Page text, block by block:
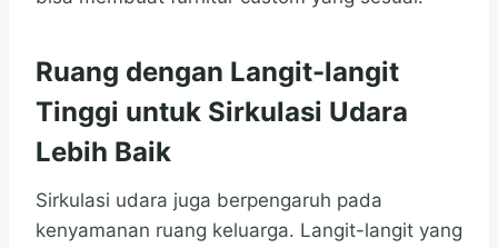
Ruang dengan Langit-langit
Tinggi untuk Sirkulasi Udara
Lebih Baik
Sirkulasi udara juga berpengaruh pada
kenyamanan ruang keluarga. Langit-langit yang